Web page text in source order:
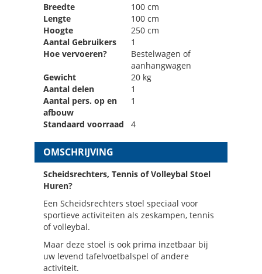
Breedte
100 cm
Lengte
100 cm
Hoogte
250 cm
Aantal Gebruikers
1
Hoe vervoeren?
Bestelwagen of
aanhangwagen
Gewicht
20 kg
Aantal delen
1
Aantal pers. op en
afbouw
1
Standaard voorraad 4
OMSCHRIJVING
Scheidsrechters, Tennis of Volleybal Stoel
Huren?
Een Scheidsrechters stoel speciaal voor
sportieve activiteiten als zeskampen, tennis
of volleybal.
Maar deze stoel is ook prima inzetbaar bij
uw levend tafelvoetbalspel of andere
activiteit.